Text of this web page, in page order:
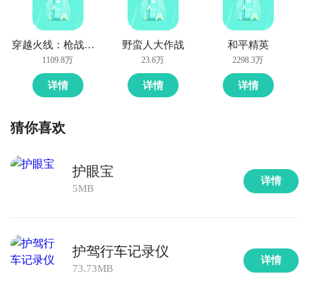
通过上面的游戏介绍和图片，可能大家对勇者护卫队有
大致的了解了，不过这么游戏要怎么样才能抢先体验到
呢？不用担心，目前九游客户端已经开通了测试提醒
了，通过在九游APP中搜索“勇者护卫队”，点击右边的
【订阅】或者是【开测提醒】，订阅游戏就不会错过最
九游APP
穿越火线：枪战王者
1109.8万
详情
野蛮人大作战
23.6万
详情
和平精英
2298.3万
详情
猜你喜欢
护眼宝
5MB
详情
护驾行车记录仪
73.73MB
详情